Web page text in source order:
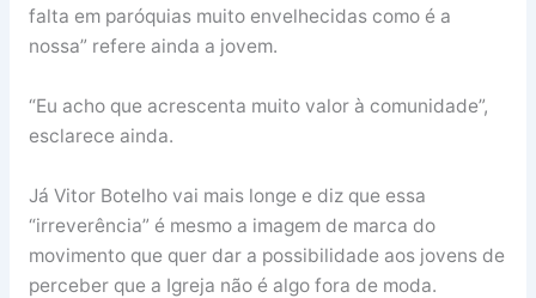
falta em paróquias muito envelhecidas como é a
nossa” refere ainda a jovem.
“Eu acho que acrescenta muito valor à comunidade”,
esclarece ainda.
Já Vitor Botelho vai mais longe e diz que essa
“irreverência” é mesmo a imagem de marca do
movimento que quer dar a possibilidade aos jovens de
perceber que a Igreja não é algo fora de moda.